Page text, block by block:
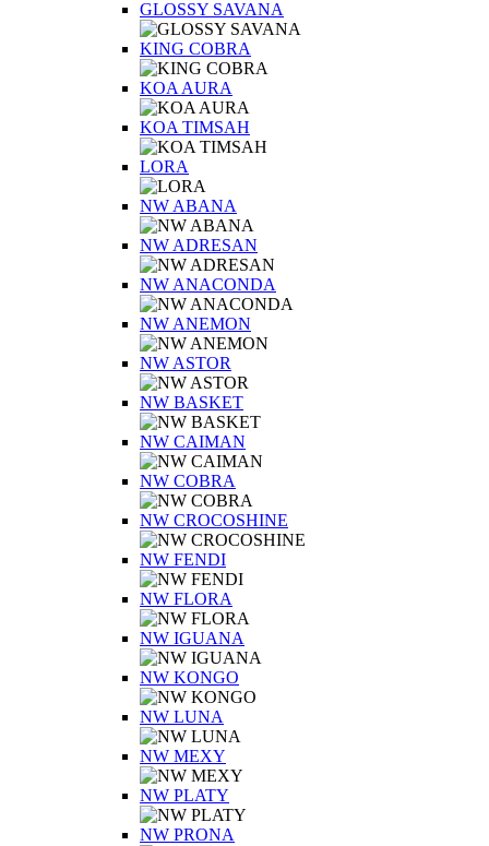
GLOSSY SAVANA
KING COBRA
KOA AURA
KOA TIMSAH
LORA
NW ABANA
NW ADRESAN
NW ANACONDA
NW ANEMON
NW ASTOR
NW BASKET
NW CAIMAN
NW COBRA
NW CROCOSHINE
NW FENDI
NW FLORA
NW IGUANA
NW KONGO
NW LUNA
NW MEXY
NW PLATY
NW PRONA